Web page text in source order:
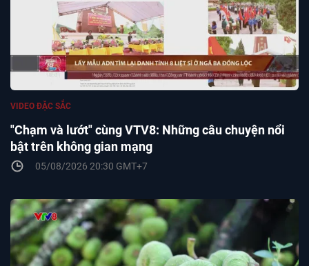
"Chạm và lướt" cùng VTV8: Những câu chuyện nổi
bật trên không gian mạng
VIDEO ĐẶC SẮC
05/08/2026 20:30 GMT+7